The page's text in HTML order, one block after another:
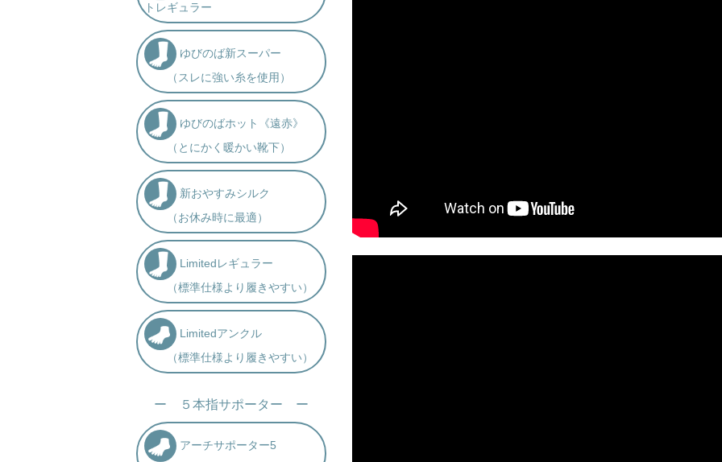
トレギュラー
ゆびのば新スーパー
（スレに強い糸を使用）
ゆびのばホット《遠赤》
（とにかく暖かい靴下）
新おやすみシルク
（お休み時に最適）
Limitedレギュラー
（標準仕様より履きやすい）
Limitedアンクル
（標準仕様より履きやすい）
ー ５本指サポーター ー
アーチサポーター5